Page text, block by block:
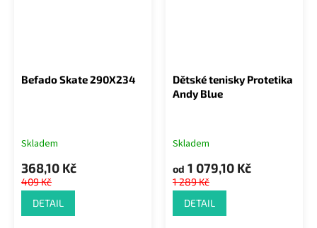
Befado Skate 290X234
Skladem
368,10 Kč
409 Kč
DETAIL
Dětské tenisky Protetika
Andy Blue
Skladem
od 1 079,10 Kč
1 289 Kč
DETAIL